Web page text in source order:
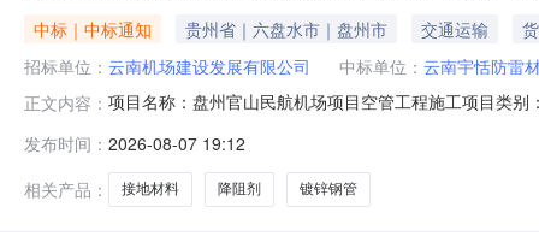
中标｜中标通知 贵州省｜六盘水市｜盘州市 交通运输
招标单位： 云南机场建设发展有限公司 中标单位： 云南宇恬防雷
正文内容： 项目名称：盘州官山民航机场项目空管工程施工项目类
发布时间： 2026-08-07 19:12
相关产品：
接地材料 降阻剂 镀锌钢管